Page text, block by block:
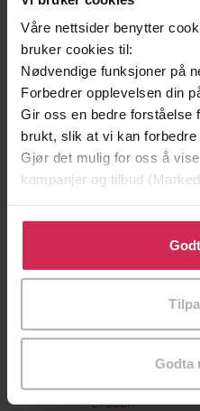
Våre nettsider benytter
bruker cookies til:
Nødvendige funksjoner på
Forbedrer opplevelsen din
Gir oss en bedre forståelse
brukt, slik at vi kan
Gjør det mulig for oss å
kampanjer og tilbud
Klikk på «Godta alle» for å
bruke cookies for alle disse
tilpasse ditt samtykke til
Godta
Andre har også
129,-
Demontannlegen
LYDBOK